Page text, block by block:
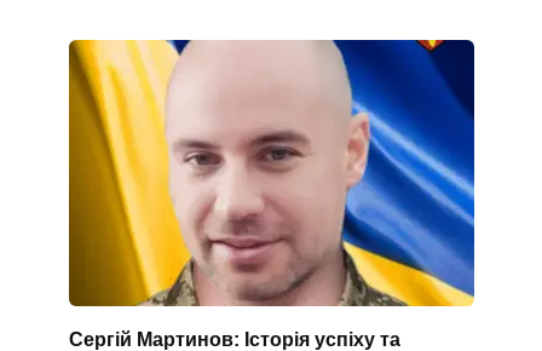
Сергій Мартинов: Історія успіху та